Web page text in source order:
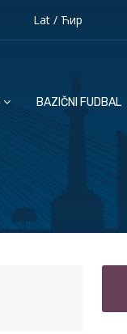
Lat/ Ћир
BAZIČNI FUDBAL